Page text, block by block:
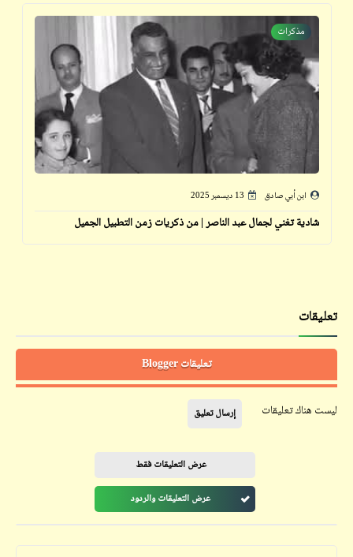
مذكرات
ابن أبي صادق 13 ديسمبر 2025
شادية تغني لجمال عبد الناصر | من ذكريات زمن التطبيل الجميل
تعليقات
تعليقات Blogger
ليست هناك تعليقات إرسال تعليق
عرض التعليقات فقط
عرض التعليقات والردود